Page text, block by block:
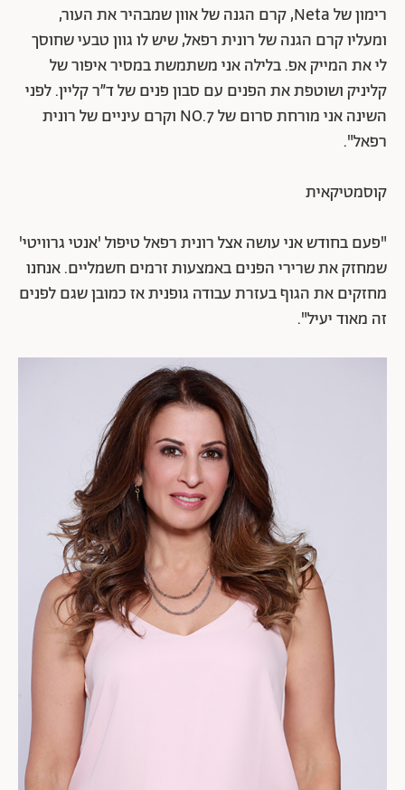
רימון של Neta, קרם הגנה של אוון שמבהיר את העור,
ומעליו קרם הגנה של רונית רפאל, שיש לו גוון טבעי שחוסך
לי את המייק אפ. בלילה אני משתמשת במסיר איפור של
קליניק ושוטפת את הפנים עם סבון פנים של ד״ר קליין. לפני
השינה אני מורחת סרום של 7.NO וקרם עיניים של רונית
רפאל".
קוסמטיקאית
"פעם בחודש אני עושה אצל רונית רפאל טיפול 'אנטי גרוויטי'
שמחזק את שרירי הפנים באמצעות זרמים חשמליים. אנחנו
מחזקים את הגוף בעזרת עבודה גופנית אז כמובן שגם לפנים
זה מאוד יעיל".